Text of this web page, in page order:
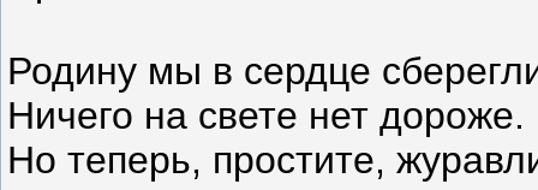
Родину мы в сердце
Ничего на свете нет дороже.
Но теперь, простите,